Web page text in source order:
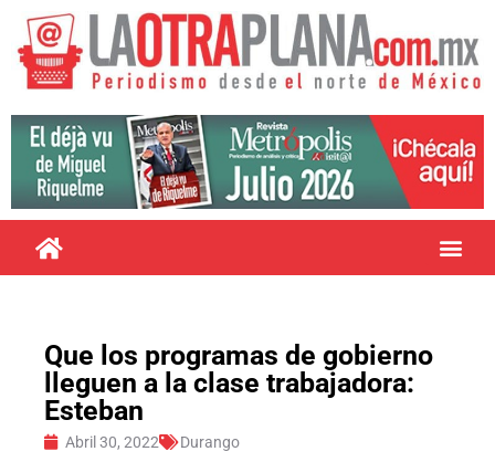
Que los programas de gobierno
lleguen a la clase trabajadora:
Esteban
Abril 30, 2022 Durango